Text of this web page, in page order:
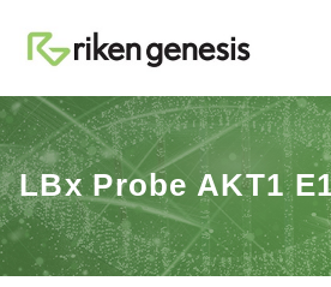
LBx Probe AKT1